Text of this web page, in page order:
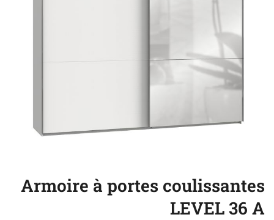
Armoire à portes coulissantes
LEVEL 36 A